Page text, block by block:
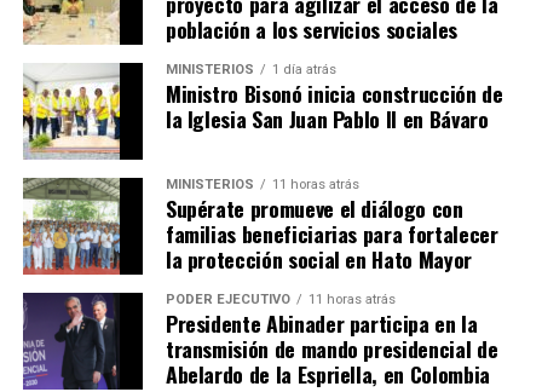
población a los servicios sociales
MINISTERIOS 1 día atrás
Ministro Bisonó inicia construcción de
la Iglesia San Juan Pablo II en Bávaro
MINISTERIOS 11 horas atrás
Supérate promueve el diálogo con
familias beneficiarias para fortalecer
la protección social en Hato Mayor
PODER EJECUTIVO 11 horas atrás
Presidente Abinader participa en la
transmisión de mando presidencial de
Abelardo de la Espriella, en Colombia